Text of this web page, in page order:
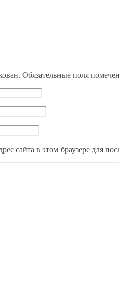
Обязательные поля
сайта в этом браузере для